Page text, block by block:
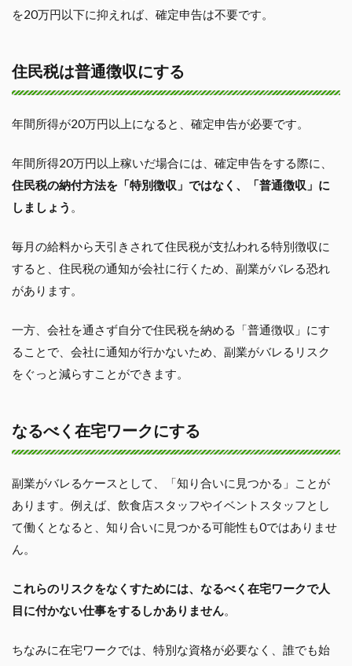
を20万円以下に抑えれば、確定申告は不要です。
住民税は普通徴収にする
年間所得が20万円以上になると、確定申告が必要です。
年間所得20万円以上稼いだ場合には、確定申告をする際に、
住民税の納付方法を「特別徴収」ではなく、「普通徴収」に
しましょう 。
毎月の給料から天引きされて住民税が支払われる特別徴収に
すると、住民税の通知が会社に行くため、副業がバレる恐れ
があります。
一方、会社を通さず自分で住民税を納める「普通徴収」にす
ることで、会社に通知が行かないため、副業がバレるリスク
をぐっと減らすことができます。
なるべく在宅ワークにする
副業がバレるケースとして、「知り合いに見つかる」ことが
あります。例えば、飲食店スタッフやイベントスタッフとし
て働くとなると、知り合いに見つかる可能性も0ではありませ
ん。
これらのリスクをなくすためには、なるべく在宅ワークで人
目に付かない仕事をするしかありません。
ちなみに在宅ワークでは、特別な資格が必要なく、誰でも始